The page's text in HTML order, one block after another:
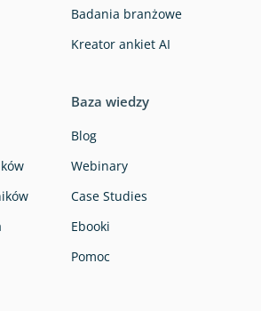
Badania branżowe
Kreator ankiet AI
Baza wiedzy
Blog
Webinary
Case Studies
Ebooki
Pomoc